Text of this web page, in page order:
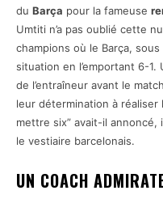
du Barça pour la fameuse
Umtiti n’a pas oublié cette
champions où le Barça,
situation en l’emportant 6-
de l’entraîneur avant le
leur détermination à réaliser
mettre six” avait-il
le vestiaire barcelonais.
UN COACH